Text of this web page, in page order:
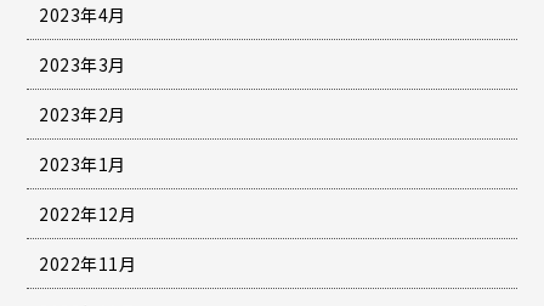
2023年4月
2023年3月
2023年2月
2023年1月
2022年12月
2022年11月